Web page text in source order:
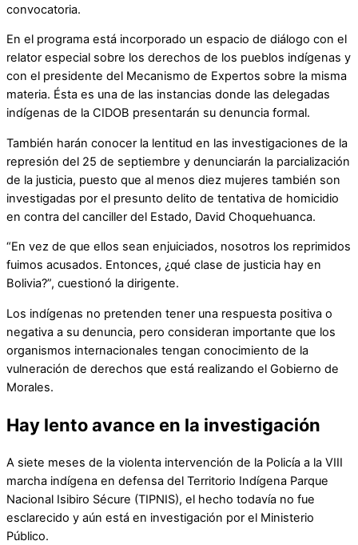
convocatoria.
En el programa está incorporado un espacio de diálogo con el
relator especial sobre los derechos de los pueblos indígenas y
con el presidente del Mecanismo de Expertos sobre la misma
materia. Ésta es una de las instancias donde las delegadas
indígenas de la CIDOB presentarán su denuncia formal.
También harán conocer la lentitud en las investigaciones de la
represión del 25 de septiembre y denunciarán la parcialización
de la justicia, puesto que al menos diez mujeres también son
investigadas por el presunto delito de tentativa de homicidio
en contra del canciller del Estado, David Choquehuanca.
“En vez de que ellos sean enjuiciados, nosotros los reprimidos
fuimos acusados. Entonces, ¿qué clase de justicia hay en
Bolivia?”, cuestionó la dirigente.
Los indígenas no pretenden tener una respuesta positiva o
negativa a su denuncia, pero consideran importante que los
organismos internacionales tengan conocimiento de la
vulneración de derechos que está realizando el Gobierno de
Morales.
Hay lento avance en la investigación
A siete meses de la violenta intervención de la Policía a la VIII
marcha indígena en defensa del Territorio Indígena Parque
Nacional Isibiro Sécure (TIPNIS), el hecho todavía no fue
esclarecido y aún está en investigación por el Ministerio
Público.